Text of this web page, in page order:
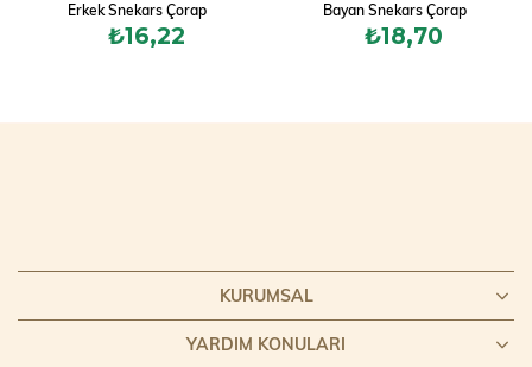
Erkek Snekars Çorap
₺16,22
Bayan Snekars Çorap
₺18,70
KURUMSAL
YARDIM KONULARI